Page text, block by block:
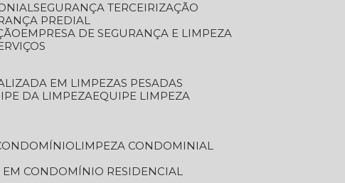
SEGURANÇA TERCEIRIZAÇÃO
PREDIAL
EMPRESA DE SEGURANÇA E LIMPEZA
EM LIMPEZAS PESADAS
DA LIMPEZA EQUIPE LIMPEZA
LIMPEZA CONDOMINIAL
EM CONDOMÍNIO RESIDENCIAL